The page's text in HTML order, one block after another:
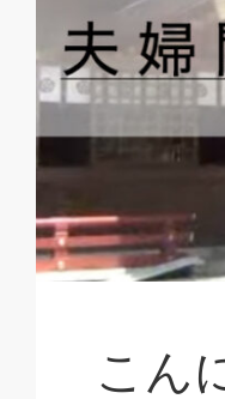
こん